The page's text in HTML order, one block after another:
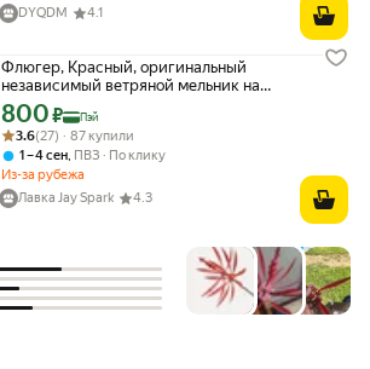
DYQDM
4.1
Флюгер, Красный, оригинальный
независимый ветряной мельник на
металлическом столбе для декорации
сада и двора
Цена с картой Яндекс Пэй 800 ₽ вместо
800₽ Пэй
Рейтинг товара: 3.6 из 5
Оценок: (27) · 87 купили
3.6(27) · 87 купили
1 – 4 сен, ПВЗ
По клику
Из-за рубежа
Лавка Jay Spark
4.3